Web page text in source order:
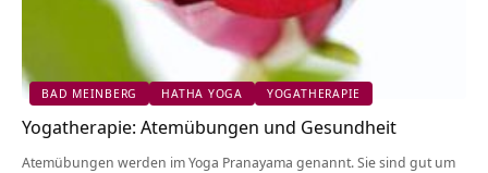
BAD MEINBERG HATHA YOGA YOGATHERAPIE
Yogatherapie: Atemübungen und Gesundheit
Atemübungen werden im Yoga Pranayama genannt. Sie sind gut um